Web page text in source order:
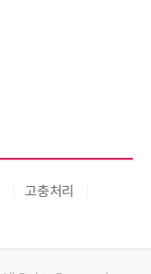
고충처리